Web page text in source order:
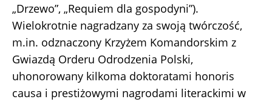
„Drzewo”, „Requiem dla gospodyni”).
Wielokrotnie nagradzany za swoją twórczość,
m.in. odznaczony Krzyżem Komandorskim z
Gwiazdą Orderu Odrodzenia Polski,
uhonorowany kilkoma doktoratami honoris
causa i prestiżowymi nagrodami literackimi w